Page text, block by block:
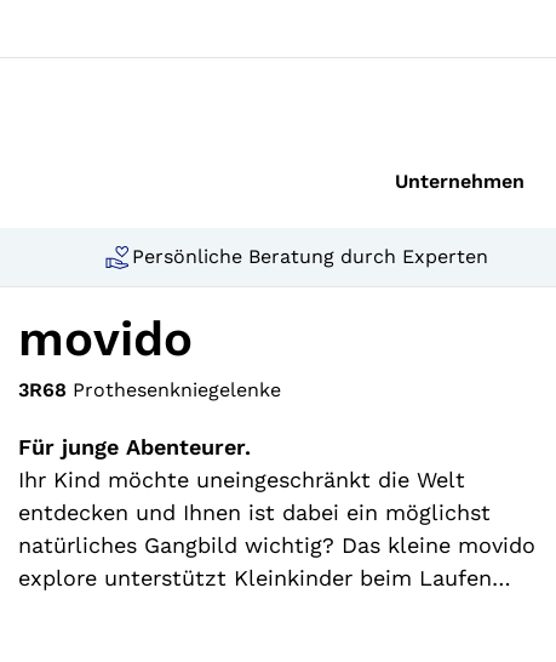
Unternehmen
Persönliche Beratung durch Experten
movido
3R68 Prothesenkniegelenke
Für junge Abenteurer.
Ihr Kind möchte uneingeschränkt die Welt
entdecken und Ihnen ist dabei ein möglichst
natürliches Gangbild wichtig? Das kleine movido
explore unterstützt Kleinkinder beim Laufen